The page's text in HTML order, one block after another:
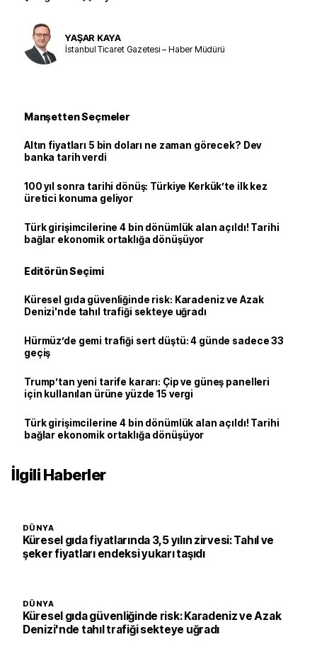
YAŞAR KAYA
İstanbul Ticaret Gazetesi – Haber Müdürü
Manşetten Seçmeler
Altın fiyatları 5 bin doları ne zaman görecek? Dev
banka tarih verdi
100 yıl sonra tarihi dönüş: Türkiye Kerkük’te ilk kez
üretici konuma geliyor
Türk girişimcilerine 4 bin dönümlük alan açıldı! Tarihi
bağlar ekonomik ortaklığa dönüşüyor
Editörün Seçimi
Küresel gıda güvenliğinde risk: Karadeniz ve Azak
Denizi'nde tahıl trafiği sekteye uğradı
Hürmüz’de gemi trafiği sert düştü: 4 günde sadece 33
geçiş
Trump’tan yeni tarife kararı: Çip ve güneş panelleri
için kullanılan ürüne yüzde 15 vergi
Türk girişimcilerine 4 bin dönümlük alan açıldı! Tarihi
bağlar ekonomik ortaklığa dönüşüyor
İlgili Haberler
DÜNYA
Küresel gıda fiyatlarında 3,5 yılın zirvesi: Tahıl ve
şeker fiyatları endeksi yukarı taşıdı
DÜNYA
Küresel gıda güvenliğinde risk: Karadeniz ve Azak
Denizi'nde tahıl trafiği sekteye uğradı